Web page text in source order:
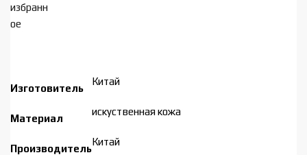
избранн
ое
Изготовитель
Китай
Материал
искуственная кожа
Производитель
Китай